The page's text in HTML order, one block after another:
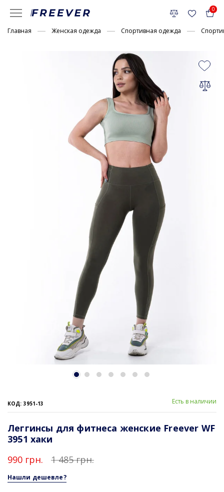
0
Главная Женская одежда Спортивная одежда
КОД: 3951-13 Есть в наличии
Леггинсы для фитнеса женские Freever WF
3951 хаки
990 грн.
1 485 грн.
Нашли дешевле?